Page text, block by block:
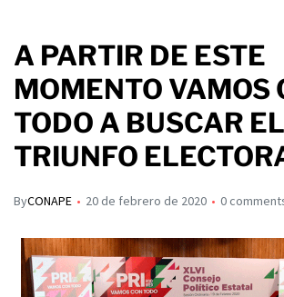
A PARTIR DE ESTE
MOMENTO VAMOS
TODO A BUSCAR EL
TRIUNFO
ByCONAPE 20 de febrero de 2020 0